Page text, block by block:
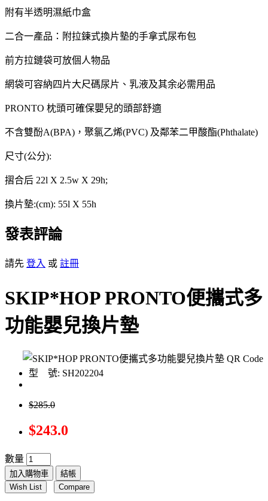
附有半透明濕紙巾盒
二合一產品：附拉鍊式換片墊的手拿式尿布包
前方拉鏈袋可放個人物品
網袋可容納四片大尺碼尿片、乳液及其余必需用品
PRONTO 枕頭可確保嬰兒的頭部舒適
不含雙酚A(BPA)，聚氯乙烯(PVC) 及鄰苯二甲酸酯(Phthalate)
尺寸(公分):
摺合后 22l X 2.5w X 29h;
換片墊:(cm): 55l X 55h
發表評論
請先 登入 或 註冊
SKIP*HOP PRONTO便攜式多
功能嬰兒換片墊
型 號: SH202204
$285.0
$243.0
數量
加入購物車
結帳
Wish List
Compare